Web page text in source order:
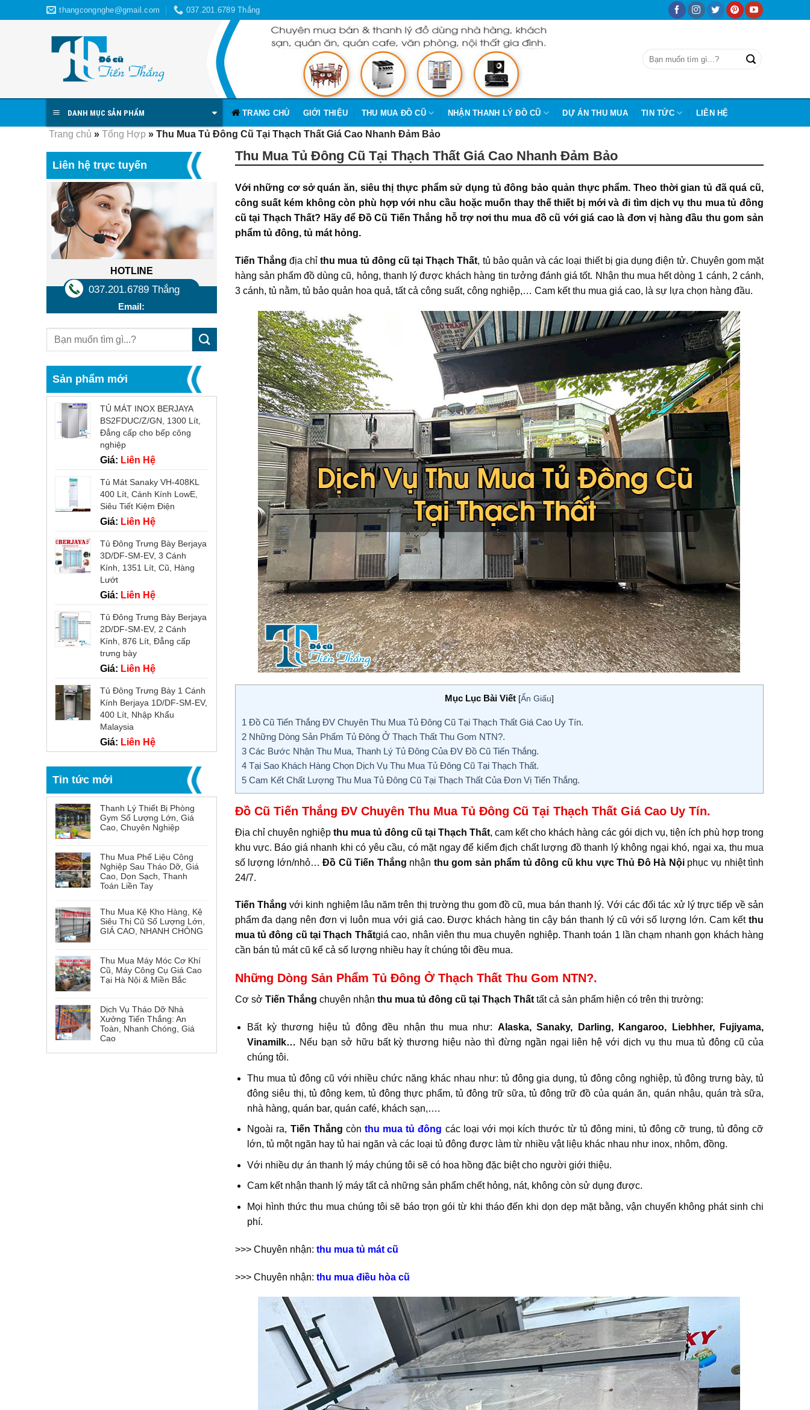
to
thangcongnghe@gmail.com 037.201.6789 Thắng
DANH MỤC SẢN PHẨM TRANG CHỦ GIỚI THIỆU THU MUA ĐỒ CŨ NHẬN THANH LÝ ĐỒ CŨ DỰ ÁN THU MUA TIN TỨC LIÊN HỆ
Trang chủ » Tổng Hợp » Thu Mua Tủ Đông Cũ Tại Thạch Thất Giá Cao Nhanh Đảm Bảo
Liên hệ trực tuyến
HOTLINE
037.201.6789 Thắng
Email:
Sản phẩm mới
TỦ MÁT INOX BERJAYA
BS2FDUC/Z/GN, 1300 Lít,
Đẳng cấp cho bếp công
nghiệp
Giá: Liên Hệ
Tủ Mát Sanaky VH-408KL
400 Lít, Cánh Kính LowE,
Siêu Tiết Kiệm Điện
Giá: Liên Hệ
Tủ Đông Trưng Bày Berjaya
3D/DF-SM-EV, 3 Cánh
Kính, 1351 Lít, Cũ, Hàng
Lướt
Giá: Liên Hệ
Tủ Đông Trưng Bày Berjaya
2D/DF-SM-EV, 2 Cánh
Kính, 876 Lít, Đẳng cấp
trưng bày
Giá: Liên Hệ
Tủ Đông Trưng Bày 1 Cánh
Kính Berjaya 1D/DF-SM-EV,
400 Lít, Nhập Khẩu
Malaysia
Giá: Liên Hệ
Tin tức mới
Thanh Lý Thiết Bị Phòng
Gym Số Lượng Lớn, Giá
Cao, Chuyên Nghiệp
Thu Mua Phế Liệu Công
Nghiệp Sau Tháo Dỡ, Giá
Cao, Dọn Sạch, Thanh
Toán Liền Tay
Thu Mua Kệ Kho Hàng, Kệ
Siêu Thị Cũ Số Lượng Lớn,
GIÁ CAO, NHANH CHÓNG
Thu Mua Máy Móc Cơ Khí
Cũ, Máy Công Cụ Giá Cao
Tại Hà Nội & Miền Bắc
Dịch Vụ Tháo Dỡ Nhà
Xưởng Tiến Thắng: An
Toàn, Nhanh Chóng, Giá
Cao
Thu Mua Tủ Đông Cũ Tại Thạch Thất Giá Cao Nhanh Đảm Bảo
Với những cơ sở quán ăn, siêu thị thực phẩm sử dụng tủ đông bảo quản thực phẩm. Theo thời gian tủ đã quá cũ,
công suất kém không còn phù hợp với nhu cầu hoặc muốn thay thế thiết bị mới và đi tìm dịch vụ thu mua tủ đông
cũ tại Thạch Thất? Hãy để Đồ Cũ Tiến Thắng hỗ trợ nơi thu mua đồ cũ với giá cao là đơn vị hàng đầu thu gom sản
phẩm tủ đông, tủ mát hỏng.
Tiến Thắng địa chỉthu mua tủ đông cũ tại Thạch Thất, tủ bảo quản và các loại thiết bị gia dụng điện tử. Chuyên gom mặt
hàng sản phẩm đồ dùng cũ, hỏng, thanh lý được khách hàng tin tưởng đánh giá tốt. Nhận thu mua hết dòng 1 cánh, 2 cánh,
3 cánh, tủ nằm, tủ bảo quản hoa quả, tất cả công suất, công nghiệp,… Cam kết thu mua giá cao, là sự lựa chọn hàng đầu.
Mục Lục Bài Viết [Ẩn Giấu]
1 Đồ Cũ Tiến Thắng ĐV Chuyên Thu Mua Tủ Đông Cũ Tại Thạch Thất Giá Cao Uy Tín.
2Những Dòng Sản Phẩm Tủ Đông Ở Thạch Thất Thu Gom NTN?.
3Các Bước Nhận Thu Mua, Thanh Lý Tủ Đông Của ĐV Đồ Cũ Tiến Thắng.
4Tại Sao Khách Hàng Chọn Dịch Vụ Thu Mua Tủ Đông Cũ Tại Thạch Thất.
5Cam Kết Chất Lượng Thu Mua Tủ Đông Cũ Tại Thạch Thất Của Đơn Vị Tiến Thắng.
Đồ Cũ Tiến Thắng ĐV Chuyên Thu Mua Tủ Đông Cũ Tại Thạch Thất Giá Cao Uy Tín.
Địa chỉ chuyên nghiệp thu mua tủ đông cũ tại Thạch Thất, cam kết cho khách hàng các gói dịch vụ, tiện ích phù hợp trong
khu vực. Báo giá nhanh khi có yêu cầu, có mặt ngay để kiểm địch chất lượng đồ thanh lý không ngại khó, ngại xa, thu mua
số lượng lớn/nhỏ… Đồ Cũ Tiến Thắng nhận thu gom sản phẩm tủ đông cũ khu vực Thủ Đô Hà Nội phục vụ nhiệt tình
24/7.
Tiến Thắngvới kinh nghiệm lâu năm trên thị trường thu gom đồ cũ, mua bán thanh lý. Với các đối tác xử lý trực tiếp về sản
phẩm đa dạng nên đơn vị luôn mua với giá cao. Được khách hàng tin cậy bán thanh lý cũ với số lượng lớn. Cam kết thu
mua tủ đông cũ tại Thạch Thấtgiá cao, nhân viên thu mua chuyên nghiệp. Thanh toán 1 lần chạm nhanh gọn khách hàng
cần bán tủ mát cũ kể cả số lượng nhiều hay ít chúng tôi đều mua.
Những Dòng Sản Phẩm Tủ Đông Ở Thạch Thất Thu Gom NTN?.
Cơ sở Tiến Thắng chuyên nhận thu mua tủ đông cũ tại Thạch Thấttất cả sản phẩm hiện có trên thị trường:
Bất kỳ thương hiệu tủ đông đều nhận thu mua như: Alaska, Sanaky, Darling, Kangaroo, Liebhher, Fujiyama,
Vinamilk… Nếu bạn sở hữu bất kỳ thương hiệu nào thì đừng ngần ngại liên hệ với dịch vụ thu mua tủ đông cũ của
chúng tôi.
Thu mua tủ đông cũ với nhiều chức năng khác nhau như: tủ đông gia dụng, tủ đông công nghiệp, tủ đông trưng bày, tủ
đông siêu thị, tủ đông kem, tủ đông thực phẩm, tủ đông trữ sữa, tủ đông trữ đồ của quán ăn, quán nhậu, quán trà sữa,
nhà hàng, quán bar, quán café, khách sạn,….
Ngoài ra, Tiến Thắng cònthu mua tủ đông các loại với mọi kích thước từ tủ đông mini, tủ đông cỡ trung, tủ đông cỡ
lớn, tủ một ngăn hay tủ hai ngăn và các loại tủ đông được làm từ nhiều vật liệu khác nhau như inox, nhôm, đồng.
Với nhiều dự án thanh lý máy chúng tôi sẽ có hoa hồng đặc biệt cho người giới thiệu.
Cam kết nhận thanh lý máy tất cả những sản phẩm chết hỏng, nát, không còn sử dụng được.
Mọi hình thức thu mua chúng tôi sẽ báo trọn gói từ khi tháo đến khi dọn dẹp mặt bằng, vận chuyển không phát sinh chi
phí.
>>> Chuyên nhận: thu mua tủ mát cũ
>>> Chuyên nhận: thu mua điều hòa cũ